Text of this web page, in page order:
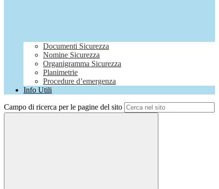
Documenti Sicurezza
Nomine Sicurezza
Organigramma Sicurezza
Planimetrie
Procedure d’emergenza
Info Utili
Campo di ricerca per le pagine del sito